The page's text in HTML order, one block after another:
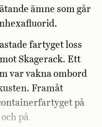
ämne som går
fartyget loss
Skagerack. Ett
var vakna ombord
Framåt
på
på